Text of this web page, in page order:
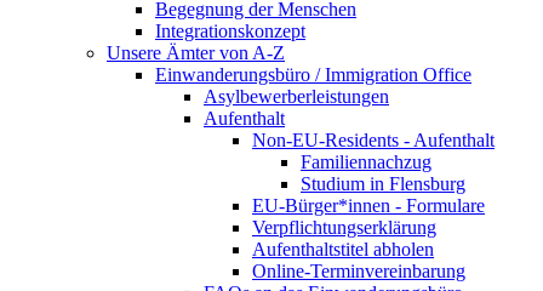
Begegnung der Menschen
Integrationskonzept
Unsere Ämter von A-Z
Einwanderungsbüro / Immigration Office
Asylbewerberleistungen
Aufenthalt
Non-EU-Residents - Aufenthalt
Familiennachzug
Studium in Flensburg
EU-Bürger*innen - Formulare
Verpflichtungserklärung
Aufenthaltstitel abholen
Online-Terminvereinbarung